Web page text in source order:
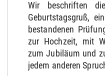
Wir beschriften
Geburtstagsgruß,
bestandenen
zur Hochzeit, mit
zum Jubiläum und
jedem anderen